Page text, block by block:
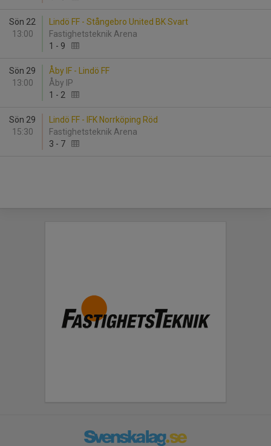
Sön 22
13:00
Lindö FF - Stångebro United BK Svart
Fastighetsteknik Arena
1 - 9
Sön 29
13:00
Åby IF - Lindö FF
Åby IP
1 - 2
Sön 29
15:30
Lindö FF - IFK Norrköping Röd
Fastighetsteknik Arena
3 - 7